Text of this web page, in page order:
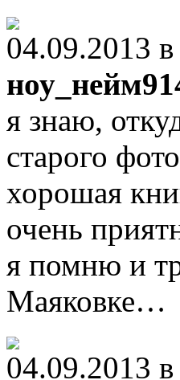
04.09.2013
я знаю,
старого
хорошая
очень
я помню и
Маяковке…
04.09.2013